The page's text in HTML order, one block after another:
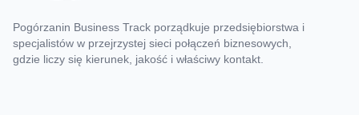
Pogórzanin Business Track porządkuje przedsiębiorstwa i
specjalistów w przejrzystej sieci połączeń biznesowych,
gdzie liczy się kierunek, jakość i właściwy kontakt.